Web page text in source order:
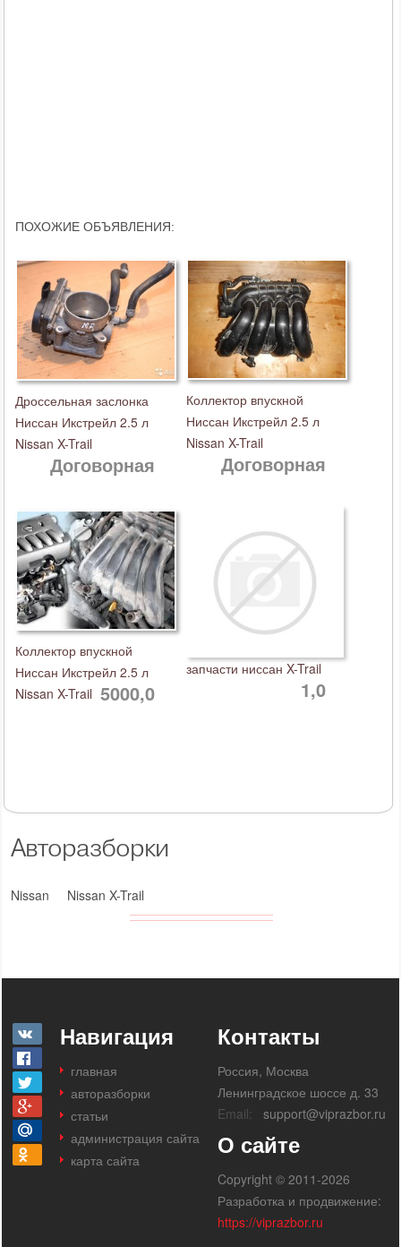
Авторазборки
Nissan Nissan X-Trail
ПОХОЖИЕ ОБЪЯВЛЕНИЯ:
Дроссельная заслонка
Ниссан Икстрейл 2.5 л
Nissan X-Trail
Договорная
Коллектор впускной
Ниссан Икстрейл 2.5 л
Nissan X-Trail
Договорная
Коллектор впускной
Ниссан Икстрейл 2.5 л
Nissan X-Trail 5000,0
запчасти ниссан X-Trail
1,0
Навигация
главная
авторазборки
статьи
администрация сайта
карта сайта
Контакты
Россия, Москва
Ленинградское шоссе д. 33
Email:
support@viprazbor.ru
О сайте
Copyright © 2011-2026
Разработка и продвижение:
https://viprazbor.ru